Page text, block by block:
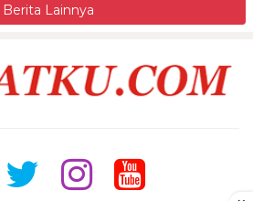
Berita Lainnya